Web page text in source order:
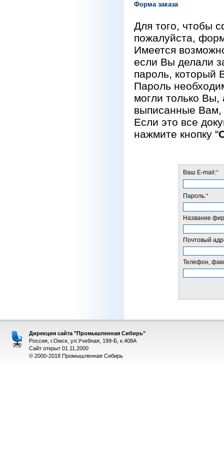
Форма заказа
Для того, чтобы
пожалуйста,
Имеется
если Вы делали
пароль, который
Пароль
могли только Вы,
выписанные Вам,
Если это все
нажмите кнопку "
Ваш E-mail:*
Пароль:*
Название
Почтовый
Телефон,
Дирекция сайта "Промышленная Сибирь"
Россия, г.Омск, ул.Учебная, 199-Б, к.408А
Сайт открыт 01.11.2000
© 2000-2018 Промышленная Сибирь